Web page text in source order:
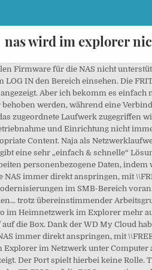
nas wird im explorer
an den Hersteller Ihrer Firewall wenden, um die Firewall-Einstellungen zu ändern. Nutze ComputerBase ohne Werbebanner, Video-Ads und Werbetracking schon für 3,90 €/Monat oder 35 €/Jahr. Oktober 2012; Erledigt; PISAFOX. Laut Microsoft werden beim Zuordnen von Laufwerken symbolische Verknüpfungsobjekte erstellt, die dem UNC-Pfad Laufwerksbuchstaben zuweisen. 0 Kudos Antworten. Möglicherweise wird erwartet, dass ein Popupfenster angezeigt wird, in dem der BitLocker-Verschlüsselungsschlüssel angefordert wird. Ich habe unter Windows 10 über eine FritzBox ein WD-NAS (MyBook Live) angeschlossen (LAN-Verbindung) Im FritzBox-Setup wird das NAS mit IP-Adresse angezeigt. Gelöst! Mal sehen wo da der Hase begraben liegt. JavaScript ist deaktiviert. Der lange Titel dieses Artikels, beinhaltet zwei Symptome welche seit geraumer Zeit unter Windows 10 zu beobachten sind. Sie haben unter Windows 10 ein Netzwerklaufwerk zu dem NAS Ihrer Fritz!Box eingerichtet und bekommen neuerdings die Fehlermeldung, dass die Verbindung nicht wiederhergestellt werden konnte. Der Zugriffstyp 'GET' wird angezeigt, wenn andere unterstützte Browser verwendet werden, z. Also ehrlich gesagt ist mir nicht klar, was Du genau willst, und auch nicht, was genau nicht geht. einen Download aus dem Browser nicht direkt auf einem Netzlaufwerk ablegen, da das Laufwerk im Datei-Speichern Dialog nicht angezeigt wird. Ist dieser defekt, wird der Stick nicht erkannt und damit auch nicht angezeigt. Der Artikel wird Ihnen 3 effektive Lösungen anbieten, wenn Netzlaufwerk unter Windows 10 nicht angezeigt wird oder Dateien & Ordner auf dem Laufwerk nicht komplett angezeigt werden. Also im explorer oben auf "Netzlaufwerk hinzufügen" geklickt und dort den Pfad + Benutzer eingegeben und dann den Haken bei "Anmeldedaten" speichern nicht vergessen. Ich habe im Windows Explorer eine Laufwerksverknüpfung für einen Netzwerkbereich auf meinem NAS. und es wurden dann beim Aufruf im Fenster ALLE Freigaben des jeweiligen PCs/Geräts angezeigt. Die Verbindung wird … Sie können das Laufwerk und Daten darauf einfach sichtbar machen. Netzwerklaufwerk wird im Datei-Explorer nicht angezeigt. Mein PC hat Windows 10 der PC von der Freundin Windows 7, somit denke ich hat es schon mal nichts mit dem OS zu tuen. Message 1 of 2 (18 Views) Labels: HERO8 Black; Reply. AW: Win 10 - keine Verbindung zur Synology NAS Der Port 5001 für die HTTPS Verbindung - die habe ich nicht eingerichtet weil sich das gute Stück im